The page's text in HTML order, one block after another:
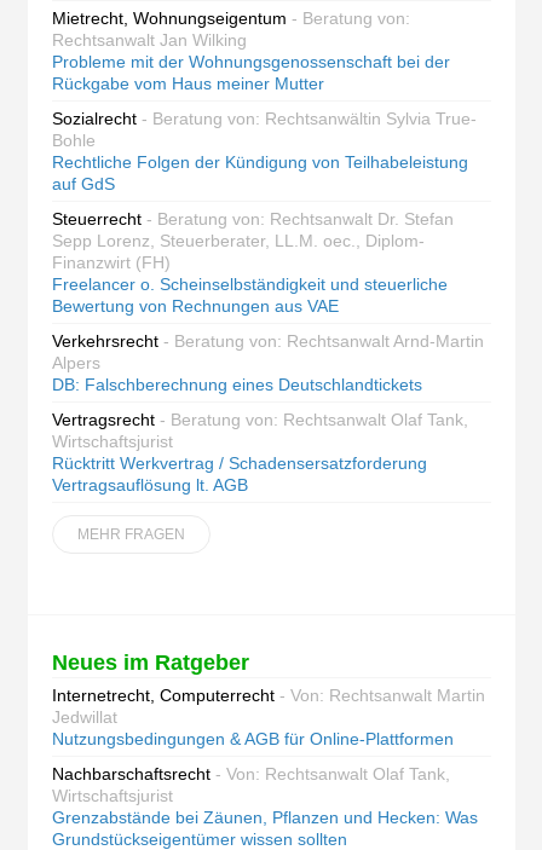
Mietrecht, Wohnungseigentum - Beratung von:
Rechtsanwalt Jan Wilking
Probleme mit der Wohnungsgenossenschaft bei der
Rückgabe vom Haus meiner Mutter
Sozialrecht - Beratung von: Rechtsanwältin Sylvia True-
Bohle
Rechtliche Folgen der Kündigung von Teilhabeleistung
auf GdS
Steuerrecht - Beratung von: Rechtsanwalt Dr. Stefan
Sepp Lorenz, Steuerberater, LL.M. oec., Diplom-
Finanzwirt (FH)
Freelancer o. Scheinselbständigkeit und steuerliche
Bewertung von Rechnungen aus VAE
Verkehrsrecht - Beratung von: Rechtsanwalt Arnd-Martin
Alpers
DB: Falschberechnung eines Deutschlandtickets
Vertragsrecht - Beratung von: Rechtsanwalt Olaf Tank,
Wirtschaftsjurist
Rücktritt Werkvertrag / Schadensersatzforderung
Vertragsauflösung lt. AGB
MEHR FRAGEN
Neues im Ratgeber
Internetrecht, Computerrecht - Von: Rechtsanwalt Martin
Jedwillat
Nutzungsbedingungen & AGB für Online-Plattformen
Nachbarschaftsrecht - Von: Rechtsanwalt Olaf Tank,
Wirtschaftsjurist
Grenzabstände bei Zäunen, Pflanzen und Hecken: Was
Grundstückseigentümer wissen sollten